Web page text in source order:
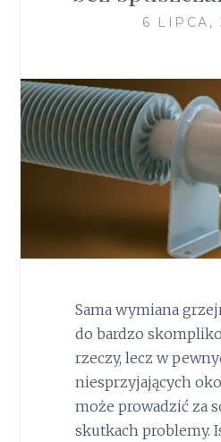
6 LIPCA,
Sama wymiana
do bardzo
rzeczy, lecz w
niesprzyjających
może prowadzić za
skutkach problemy.